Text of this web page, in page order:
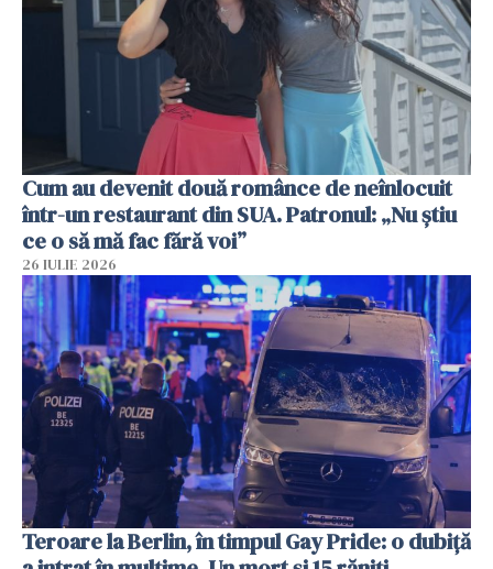
Cum au devenit două românce de neînlocuit
într-un restaurant din SUA. Patronul: „Nu știu
ce o să mă fac fără voi”
26 IULIE 2026
Teroare la Berlin, în timpul Gay Pride: o dubiță